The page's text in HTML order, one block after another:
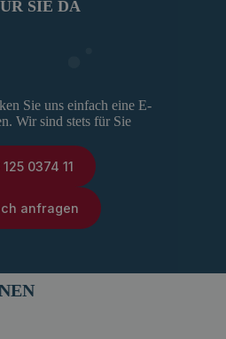
SIE DA
Sie uns einfach eine E-
Wir sind stets für Sie
0374 11
anfragen